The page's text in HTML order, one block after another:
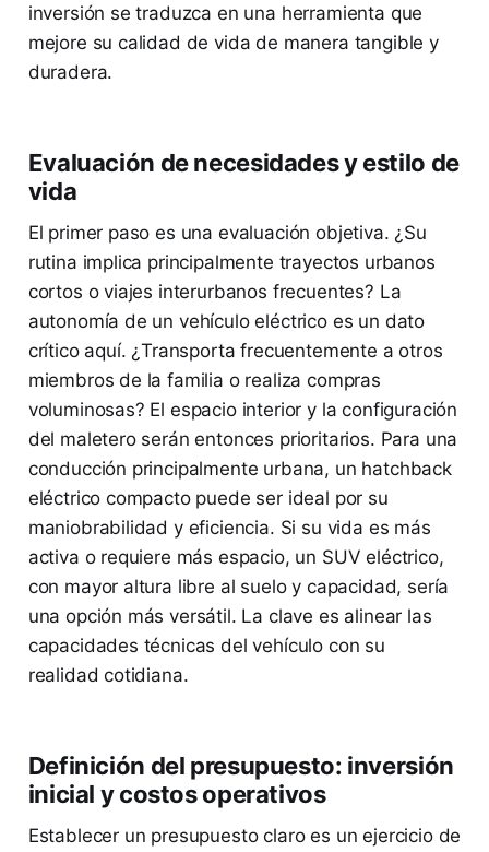
inversión se traduzca en una herramienta que
mejore su calidad de vida de manera tangible y
duradera.
Evaluación de necesidades y estilo de
vida
El primer paso es una evaluación objetiva. ¿Su
rutina implica principalmente trayectos urbanos
cortos o viajes interurbanos frecuentes? La
autonomía de un vehículo eléctrico es un dato
crítico aquí. ¿Transporta frecuentemente a otros
miembros de la familia o realiza compras
voluminosas? El espacio interior y la configuración
del maletero serán entonces prioritarios. Para una
conducción principalmente urbana, un hatchback
eléctrico compacto puede ser ideal por su
maniobrabilidad y eficiencia. Si su vida es más
activa o requiere más espacio, un SUV eléctrico,
con mayor altura libre al suelo y capacidad, sería
una opción más versátil. La clave es alinear las
capacidades técnicas del vehículo con su
realidad cotidiana.
Definición del presupuesto: inversión
inicial y costos operativos
Establecer un presupuesto claro es un ejercicio de